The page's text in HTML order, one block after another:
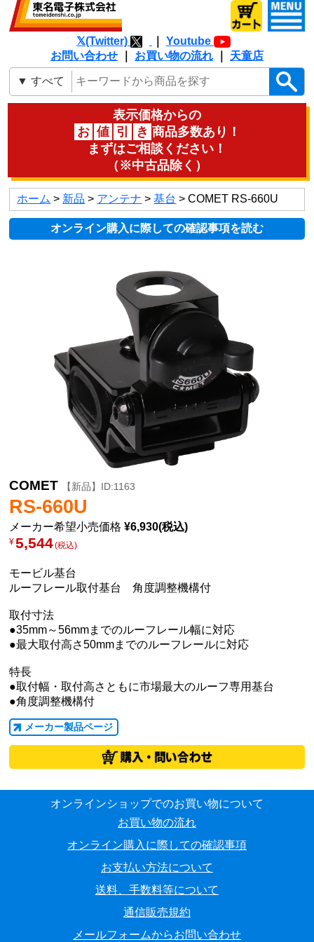
𝕏(Twitter)
Youtube
お問い合わせ｜ お買い物の流れ｜ 天童店
表示価格からの
お 値 引 き 商品多数あり！
まずはご相談ください！
（※中古品除く）
ホーム > 新品 > アンテナ >基台 > COMET RS-660U
オンライン購入に際しての確認事項を読む
COMET 【新品】ID:1163
RS-660U
メーカー希望小売価格¥6,930(税込)
¥5,544(税込)
モービル基台
ルーフレール取付基台 角度調整機構付
取付寸法
●35mm～56mmまでのルーフレール幅に対応
●最大取付高さ50mmまでのルーフレールに対応
特長
●取付幅・取付高さともに市場最大のルーフ専用基台
●角度調整機構付
メーカー製品ページ
オンラインショップでのお買い物について
お買い物の流れ
オンライン購入に際しての確認事項
お支払い方法について
送料、手数料等について
通信販売規約
メールフォームからお問い合わせ